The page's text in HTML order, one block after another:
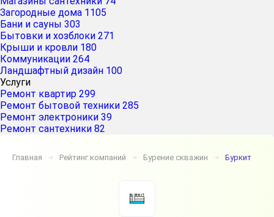
Загородные дома 1105
Бани и сауны 303
Бытовки и хозблоки 271
Крыши и кровли 180
Коммуникации 264
Ландшафтный дизайн 100
Услуги
Ремонт квартир 299
Ремонт бытовой техники 285
Ремонт электроники 39
Ремонт сантехники 82
Главная ➔ Рейтинг компаний ➔ Бурение скважин ➔ Буркит